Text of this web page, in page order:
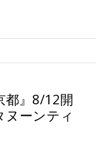
都』8/12開
ーンティ